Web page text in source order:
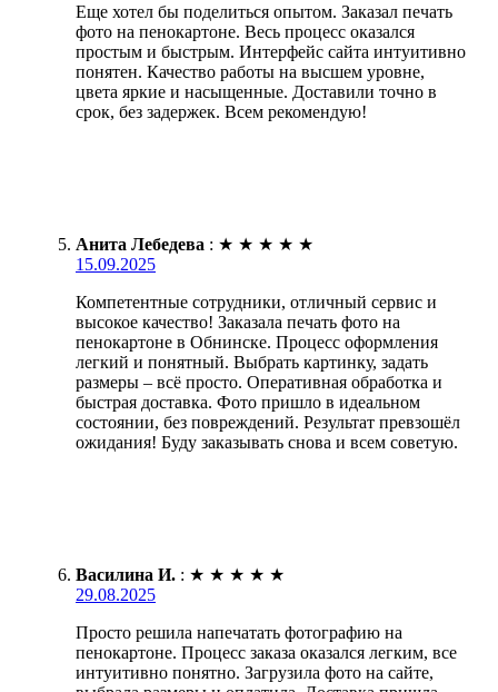
Еще хотел бы поделиться опытом. Заказал печать
фото на пенокартоне. Весь процесс оказался
простым и быстрым. Интерфейс сайта интуитивно
понятен. Качество работы на высшем уровне,
цвета яркие и насыщенные. Доставили точно в
срок, без задержек. Всем рекомендую!
Анита Лебедева : ★ ★ ★ ★ ★
15.09.2025
Компетентные сотрудники, отличный сервис и
высокое качество! Заказала печать фото на
пенокартоне в Обнинске. Процесс оформления
легкий и понятный. Выбрать картинку, задать
размеры – всё просто. Оперативная обработка и
быстрая доставка. Фото пришло в идеальном
состоянии, без повреждений. Результат превзошёл
ожидания! Буду заказывать снова и всем советую.
Василина И. : ★ ★ ★ ★ ★
29.08.2025
Просто решила напечатать фотографию на
пенокартоне. Процесс заказа оказался легким, все
интуитивно понятно. Загрузила фото на сайте,